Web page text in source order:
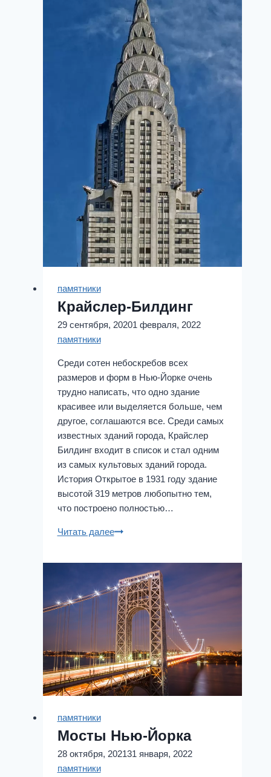
памятники
Крайслер-Билдинг
29 сентября, 20201 февраля, 2022
памятники
Среди сотен небоскребов всех
размеров и форм в Нью-Йорке очень
трудно написать, что одно здание
красивее или выделяется больше, чем
другое, соглашаются все. Среди самых
известных зданий города, Крайслер
Билдинг входит в список и стал одним
из самых культовых зданий города.
История Открытое в 1931 году здание
высотой 319 метров любопытно тем,
что построено полностью…
Читать далееКрайслер-
памятники
Мосты Нью-Йорка
28 октября, 202131 января, 2022
памятники